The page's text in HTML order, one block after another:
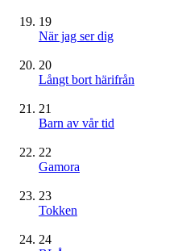
19
När jag ser dig
20
Långt bort härifrån
21
Barn av vår tid
22
Gamora
23
Tokken
24